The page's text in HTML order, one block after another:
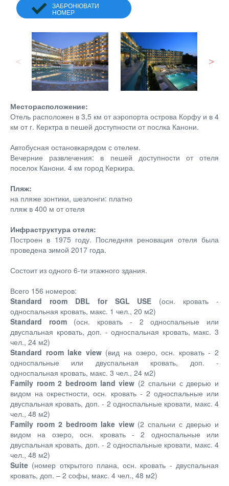
ЗАБРОНЮВАТИ
НОМЕР
Месторасположение:
Отель расположен в 3,5 км от аэропорта острова Корфу и в 4
км от г. Керктра в пешей доступности от послка Канони.
Автобусная остановкарядом с отелем.
Вечерние развлечения: в пешей доступности от отеля
поселок Канони. 4 км город Керкира.
Пляж:
на пляже зонтики, шезлонги: платно
пляж в 400 м от отеля
Инфраструктура отеля:
Построен в 1975 году. Последняя реновация отеля была
проведена зимой 2017 года.
Состоит из одного 6-ти этажного здания.
Всего 156 номеров:
Standard room DBL for SGL USE (осн. кровать -
односпальная кровать, макс. 1 чел., 20 м2)
Standard room(осн. кровать - 2 односпальные или
двуспальная кровать, доп. - односпальная кровать, макс. 3
чел., 24 м2)
Standard room lake view (вид на озеро, осн. кровать - 2
односпальные или двуспальная кровать, доп. -
односпальная кровать, макс. 3 чел., 24 м2)
Family room 2 bedroom land view (2 спальни с дверью и
видом на окрестности, осн. кровать - 2 односпальные или
двуспальная кровать, доп. - 2 односпальные кровати, макс. 4
чел., 48 м2)
Family room 2 bedroom lake view(2 спальни с дверью и
видом на озеро, осн. кровать - 2 односпальные или
двуспальная кровать, доп. - 2 односпальные кровати, макс. 4
чел., 48 м2)
Suite (номер открытого плана, осн. кровать - двуспальная
кровать, доп. – 2 софы, макс. 4 чел., 48 м2)